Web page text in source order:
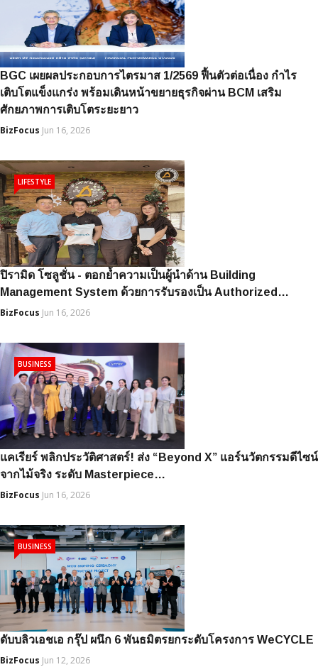
BGC เผยผลประกอบการไตรมาส 1/2569 ฟื้นตัวต่อเนื่อง กำไร
เติบโตแข็งแกร่ง พร้อมเดินหน้าขยายธุรกิจผ่าน BCM เสริม
ศักยภาพการเติบโตระยะยาว
BizFocus Jun 16, 2026
ปิรามิด โซลูชั่น - ตอกย้ำความเป็นผู้นำด้าน Building
Management System ด้วยการรับรองเป็น Authorized…
BizFocus Jun 16, 2026
LIFESTYLE
แคเรียร์ พลิกประวัติศาสตร์! ส่ง “Beyond X” แอร์นวัตกรรมดีไซน์
จากไม้จริง ระดับ Masterpiece…
BizFocus Jun 16, 2026
BUSINESS
ดับบลิวเอชเอ กรุ๊ป ผนึก 6 พันธมิตรยกระดับโครงการ WeCYCLE
BizFocus Jun 12, 2026
BUSINESS